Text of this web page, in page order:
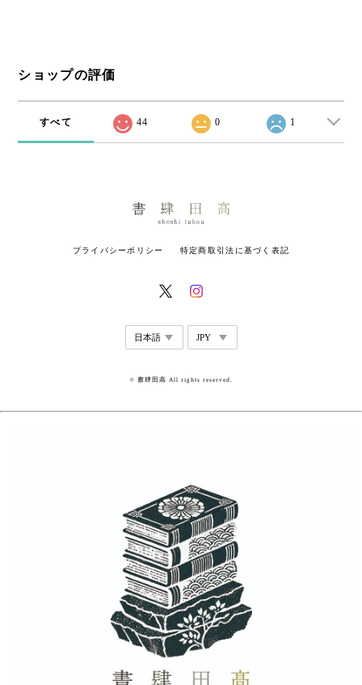
ショップの評価
すべて 44 0 1
プライバシーポリシー 特定商取引法に基づく表記
© 書肆田高 All rights reserved.